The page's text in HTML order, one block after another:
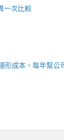
一次比較
形成本，每年幫公